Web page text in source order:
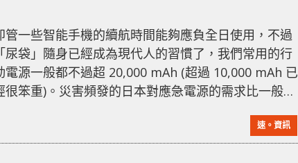
管一些智能手機的續航時間能夠應負全日使用，不過
「尿袋」隨身已經成為現代人的習慣了，我們常用的行
電源一般都不過超 20,000 mAh (超過 10,000 mAh 已
很笨重)。災害頻發的日本對應急電源的需求比一般地
源，擁有 273,000 mAh 容量除了能給手提電腦、手機之
，還能用於電視、冷氣、雪櫃、洗衣機等家電使用，
速。資訊